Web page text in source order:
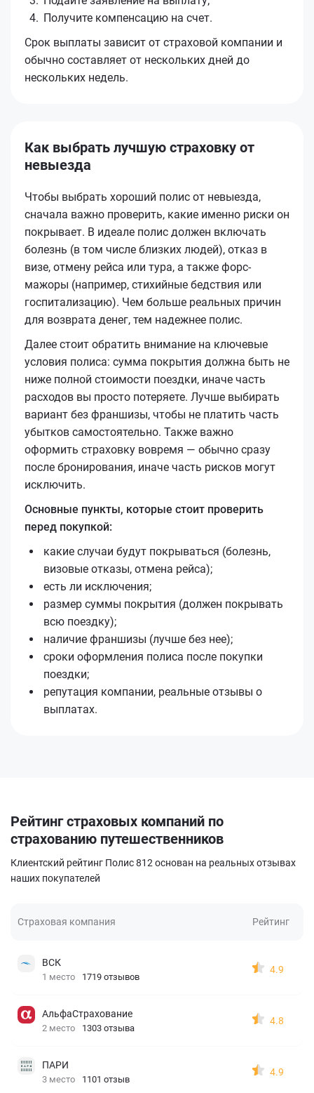
Получите компенсацию на счет.
Срок выплаты зависит от страховой компании и
обычно составляет от нескольких дней до
нескольких недель.
Как выбрать лучшую страховку от
невыезда
Чтобы выбрать хороший полис от невыезда,
сначала важно проверить, какие именно риски он
покрывает. В идеале полис должен включать
болезнь (в том числе близких людей), отказ в
визе, отмену рейса или тура, а также форс-
мажоры (например, стихийные бедствия или
госпитализацию). Чем больше реальных причин
для возврата денег, тем надежнее полис.
Далее стоит обратить внимание на ключевые
условия полиса: сумма покрытия должна быть не
ниже полной стоимости поездки, иначе часть
расходов вы просто потеряете. Лучше выбирать
вариант без франшизы, чтобы не платить часть
убытков самостоятельно. Также важно
оформить страховку вовремя — обычно сразу
после бронирования, иначе часть рисков могут
исключить.
Основные пункты, которые стоит проверить
перед покупкой:
какие случаи будут покрываться (болезнь,
визовые отказы, отмена рейса);
есть ли исключения;
размер суммы покрытия (должен покрывать
всю поездку);
наличие франшизы (лучше без нее);
сроки оформления полиса после покупки
поездки;
репутация компании, реальные отзывы о
выплатах.
Рейтинг страховых компаний по
страхованию путешественников
Клиентский рейтинг Полис 812 основан на реальных отзывах
наших покупателей
Страховая компания Рейтинг
ВСК
1 место 1719 отзывов
4.9
АльфаСтрахование
2 место 1303 отзыва
4.8
ПАРИ
3 место 1101 отзыв
4.9